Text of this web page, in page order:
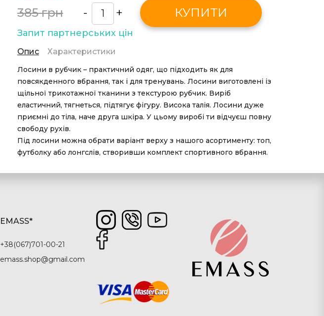
385 грн
- + КУПИТИ
Запит партнерських цін
Опис Характеристики
Лосини в рубчик – практичний одяг, що підходить як для
повсякденного вбрання, так і для тренувань. Лосини виготовлені із
щільної трикотажної тканини з текстурою рубчик. Виріб
еластичний, тягнеться, підтягує фігуру. Висока талія. Лосини дуже
приємні до тіла, наче друга шкіра. У цьому виробі ти відчуєш повну
свободу рухів.
Під лосини можна обрати варіант верху з нашого асортименту: топ,
футболку або лонгслів, створивши комплект спортивного вбрання.
EMASS*
+38(067)701-00-21
emass.shop@gmail.com